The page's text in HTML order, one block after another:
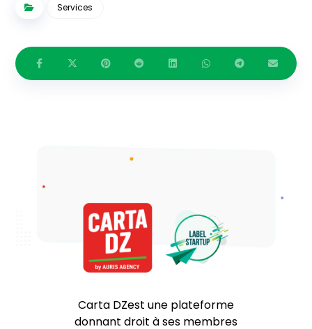
Services
Carta DZest une plateforme
donnant droit à ses membres